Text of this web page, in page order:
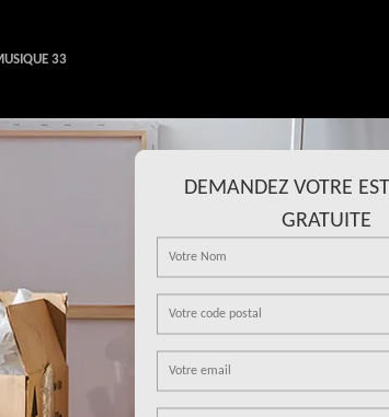
33
DEMANDEZ VOTRE
GRATUITE